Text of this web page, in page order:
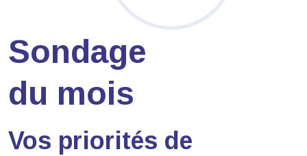
Sondage
du mois
Vos priorités de